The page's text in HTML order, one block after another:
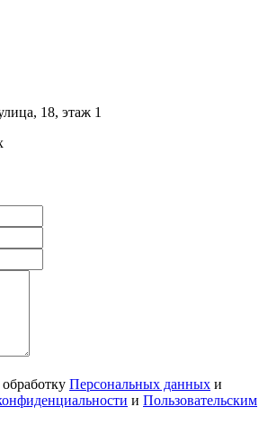
18, этаж 1
Персональных данных и
и Пользовательским